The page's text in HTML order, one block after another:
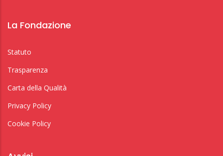
La Fondazione
Statuto
Trasparenza
Carta della Qualità
Privacy Policy
Cookie Policy